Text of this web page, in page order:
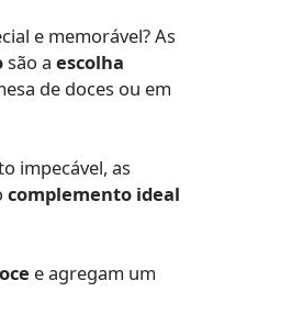
e memorável? As
são aescolha
de doces ou em
impecável, as
complemento ideal
e agregam um